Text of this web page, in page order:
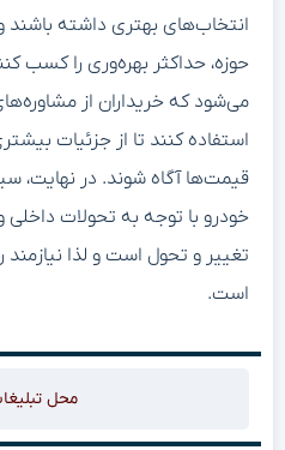
انتخاب‌های بهتری داشته باشند
حوزه، حداکثر بهره‌وری را کسب
می‌شود که خریداران از
استفاده کنند تا از جزئیات
قیمت‌ها آگاه شوند. در نهایت،
خودرو با توجه به تحولات داخلی
تغییر و تحول است و لذا
است.
محل